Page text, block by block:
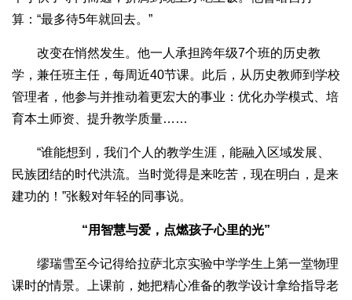
算：“最多待5年就回去。”
改变在悄然发生。他一人承担跨年级7个班的历史教
学，兼任班主任，每周近40节课。此后，从历史教师到学校
管理者，他参与并推动着更宏大的事业：优化办学模式、培
育本土师资、提升教学质量……
“谁能想到，我们个人的教学生涯，能融入区域发展、
民族团结的时代洪流。当时觉得是来吃苦，现在明白，是来
建功的！”张毅对年轻的同事说。
“用智慧与爱，点燃孩子心里的光”
缪瑞雪至今记得给拉萨北京实验中学学生上第一堂物理
课时的情景。上课前，她把精心准备的教学设计拿给指导老